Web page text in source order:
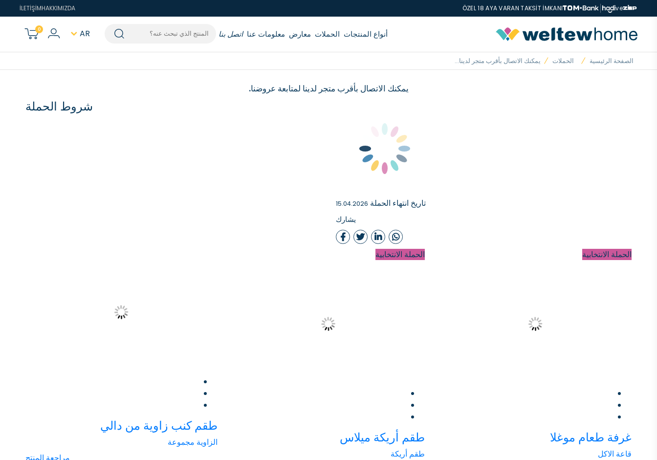
ve
ÖZEL 18 AYA VARAN TAKSİT İMKANI
HAKKIMIZDA
İLETİŞİM
أنواع المنتجات الحملات معارض معلومات عنا اتصل بنا AR
0
الصفحة الرئيسية الحملات يمكنك الاتصال بأقرب متجر لدينا...
يمكنك الاتصال بأقرب متجر لدينا لمتابعة عروضنا.
تاريخ انتهاء الحملة 15.04.2026
يشارك
شروط الحملة
الحملة الانتخابية
غرفة طعام موغلا
قاعة الاكل
الحملة الانتخابية
طقم أريكة ميلاس
طقم أريكة
طقم كنب زاوية من دالي
الزاوية مجموعة
مراجعة المنتج